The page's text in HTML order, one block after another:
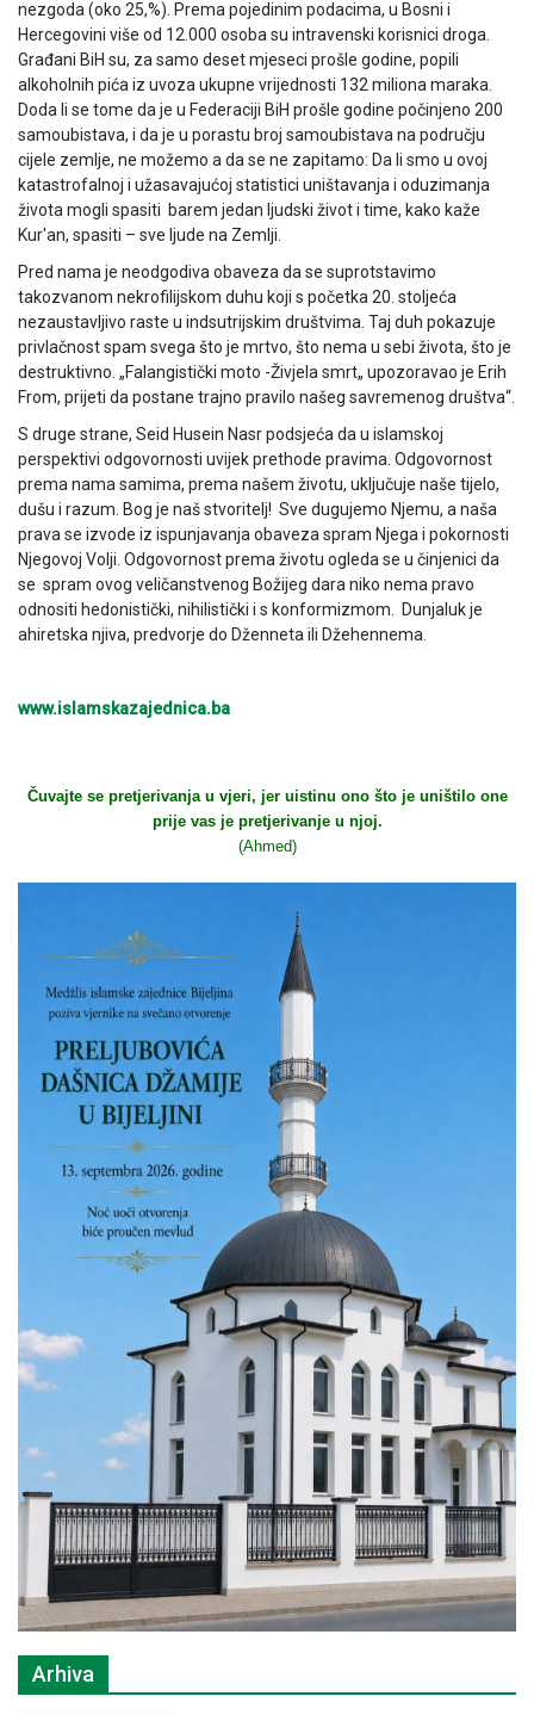
nezgoda (oko 25,%). Prema pojedinim podacima, u Bosni i
Hercegovini više od 12.000 osoba su intravenski korisnici droga.
Građani BiH su, za samo deset mjeseci prošle godine, popili
alkoholnih pića iz uvoza ukupne vrijednosti 132 miliona maraka.
Doda li se tome da je u Federaciji BiH prošle godine počinjeno 200
samoubistava, i da je u porastu broj samoubistava na području
cijele zemlje, ne možemo a da se ne zapitamo: Da li smo u ovoj
katastrofalnoj i užasavajućoj statistici uništavanja i oduzimanja
života mogli spasiti barem jedan ljudski život i time, kako kaže
Kur'an, spasiti – sve ljude na Zemlji.
Pred nama je neodgodiva obaveza da se suprotstavimo
takozvanom nekrofilijskom duhu koji s početka 20. stoljeća
nezaustavljivo raste u indsutrijskim društvima. Taj duh pokazuje
privlačnost spam svega što je mrtvo, što nema u sebi života, što je
destruktivno. „Falangistički moto -Živjela smrt„ upozoravao je Erih
From, prijeti da postane trajno pravilo našeg savremenog društva“.
S druge strane, Seid Husein Nasr podsjeća da u islamskoj
perspektivi odgovornosti uvijek prethode pravima. Odgovornost
prema nama samima, prema našem životu, uključuje naše tijelo,
dušu i razum. Bog je naš stvoritelj! Sve dugujemo Njemu, a naša
prava se izvode iz ispunjavanja obaveza spram Njega i pokornosti
Njegovoj Volji. Odgovornost prema životu ogleda se u činjenici da
se spram ovog veličanstvenog Božijeg dara niko nema pravo
odnositi hedonistički, nihilistički i s konformizmom. Dunjaluk je
ahiretska njiva, predvorje do Dženneta ili Džehennema.
www.islamskazajednica.ba
Čuvajte se pretjerivanja u vjeri, jer uistinu ono što je uništilo one
prije vas je pretjerivanje u njoj.
(Ahmed)
Arhiva